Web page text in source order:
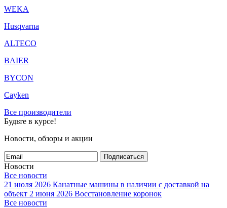
WEKA
Husqvarna
ALTECO
BAIER
BYCON
Cayken
Все производители
Будьте в курсе!
Новости, обзоры и акции
Подписаться
Новости
Все новости
21 июля 2026 Канатные машины в наличии с доставкой на
объект 2 июня 2026 Восстановление коронок
Все новости